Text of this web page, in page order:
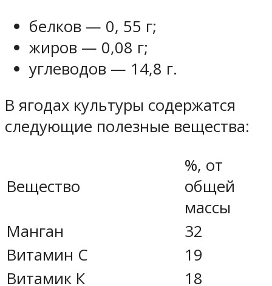
белков — 0, 55 г;
жиров — 0,08 г;
углеводов — 14,8 г.
В ягодах культуры содержатся
следующие полезные вещества:
Вещество
%, от
общей
массы
Манган
32
Витамин С
19
Витамик К
18